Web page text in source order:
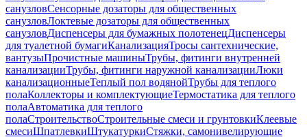
санузловСенсорные дозаторы для общественных
санузловЛоктевые дозаторы для общественных
санузловДиспенсеры для бумажных полотенецДиспенсеры
для туалетной бумагиКанализацияТросы сантехнические,
вантузыПрочистные машиныТрубы, фитинги внутренней
канализацииТрубы, фитинги наружной канализацииЛюки
канализационныеТеплый пол водянойТрубы для теплого
полаКоллекторы и комплектующиеТермостатика для теплого
полаАвтоматика для теплого
полаСтроительствоСтроительные смеси и грунтовкиКлеевые
смесиШпатлевкиШтукатуркиСтяжки, самонивелирующие